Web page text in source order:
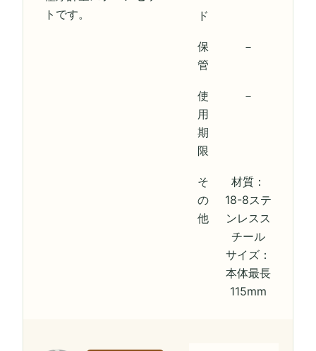
トです。
ド
保
管
－
使
用
期
限
－
そ
の
他
材質：
18-8ステ
ンレスス
チール
サイズ：
本体最長
115mm